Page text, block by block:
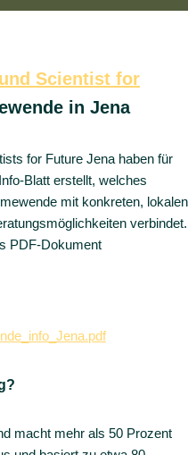
Scientist for
in Jena
for Future Jena haben für
Blatt erstellt, welches
mit konkreten, lokalen
verbindet.
PDF-Dokument
macht mehr als 50 Prozent